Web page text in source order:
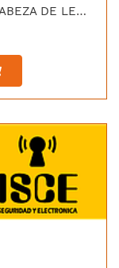
[TOLP834] UYUSTOOLS TORNILLO CABEZA DE LENTEJA PUNTA 8 X 3/4"